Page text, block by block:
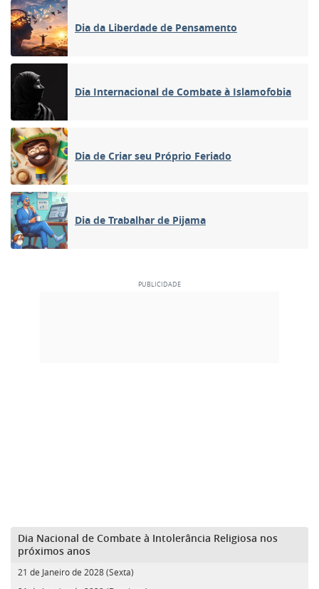
Dia da Liberdade de Pensamento
Dia Internacional de Combate à Islamofobia
Dia de Criar seu Próprio Feriado
Dia de Trabalhar de Pijama
Dia Nacional de Combate à Intolerância Religiosa nos
próximos anos
21 de Janeiro de 2028 (Sexta)